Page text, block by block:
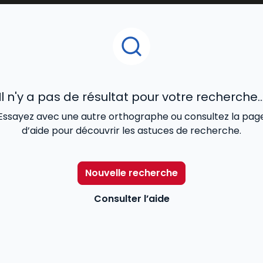
pénal, les éléments constitutifs desinfractions
adaptés à tous les niveaux, permettent
et procédure pénale
Il n'y a pas de résultat pour votre
avec une autre orthographe ou consultez la
d’aide pour découvrir les astuces de recherche.
Nouvelle recherche
Consulter l’aide